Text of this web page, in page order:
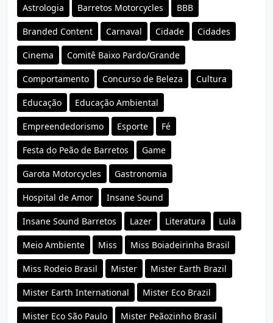
Astrologia Barretos Motorcycles BBB
Branded Content Carnaval Cidade Cidades
Cinema Comitê Baixo Pardo/Grande
Comportamento Concurso de Beleza Cultura
Educação Educação Ambiental
Empreendedorismo Esporte Fé
Festa do Peão de Barretos Game
Garota Motorcycles Gastronomia
Hospital de Amor Insane Sound
Insane Sound Barretos Lazer Literatura Lula
Meio Ambiente Miss Miss Boiadeirinha Brasil
Miss Rodeio Brasil Mister Mister Earth Brazil
Mister Earth International Mister Eco Brazil
Mister Eco São Paulo Mister Peãozinho Brasil